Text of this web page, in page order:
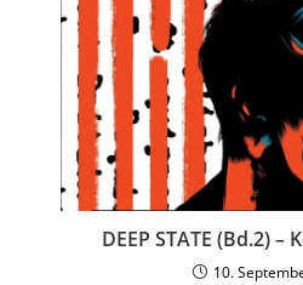
DEEP STATE (Bd.2)
10.